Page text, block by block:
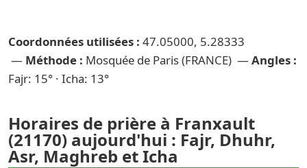
Coordonnées utilisées : 47.05000, 5.28333
— Méthode : Mosquée de Paris (FRANCE) — Angles :
Fajr: 15° · Icha: 13°
Horaires de prière à Franxault
(21170) aujourd'hui : Fajr, Dhuhr,
Asr, Maghreb et Icha